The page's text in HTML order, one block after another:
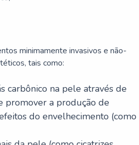
minimamente invasivos e não-
tais como:
carbônico na pele através de
promover a produção de
do envelhecimento (como